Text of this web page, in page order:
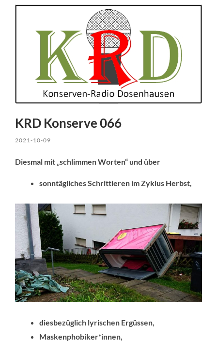
KRD Konserve 066
2021-10-09
Diesmal mit „schlimmen Worten“ und über
sonntägliches Schrittieren im Zyklus Herbst,
diesbezüglich lyrischen Ergüssen,
Maskenphobiker*innen,